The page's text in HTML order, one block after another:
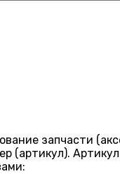
запчасти
(артикул).